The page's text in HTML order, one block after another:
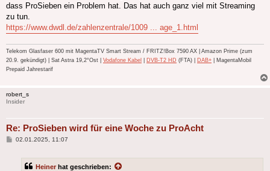
dass ProSieben ein Problem hat. Das hat auch ganz viel mit Streaming
zu tun.
https://www.dwdl.de/zahlenzentrale/1009 ... age_1.html
Telekom Glasfaser 600 mit MagentaTV Smart Stream / FRITZ!Box 7590 AX | Amazon Prime (zum
20.9. gekündigt) | Sat Astra 19,2°Ost | Vodafone Kabel DVB-T2 HD (FTA) | DAB+ | MagentaMobil
Prepaid Jahrestarif
robert_s
Insider
Re: ProSieben wird für eine Woche zu ProAcht
Beitrag
02.01.2025, 11:07
Heiner hat geschrieben: